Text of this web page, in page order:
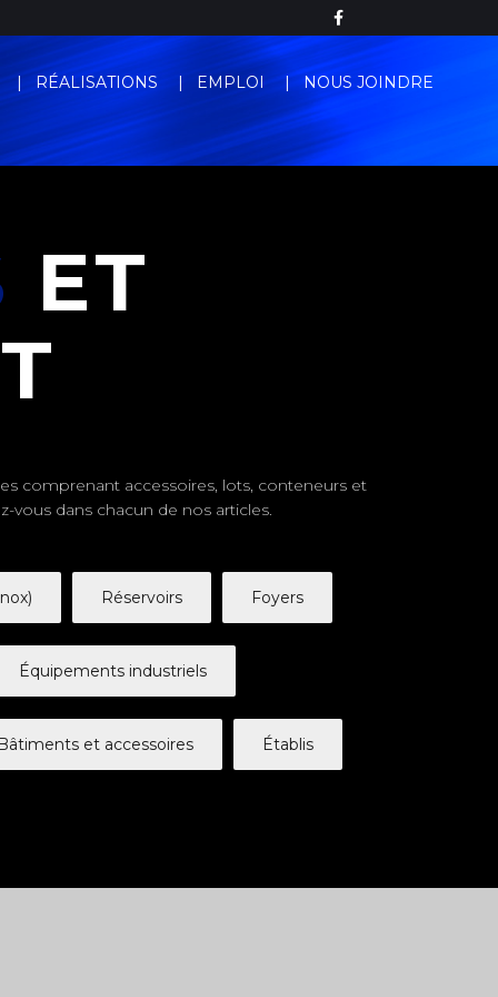
RÉALISATIONS EMPLOI NOUS JOINDRE
ET
comprenant accessoires, lots, conteneurs et
vous dans chacun de nos articles.
Réservoirs Foyers
Équipements industriels
et accessoires Établis